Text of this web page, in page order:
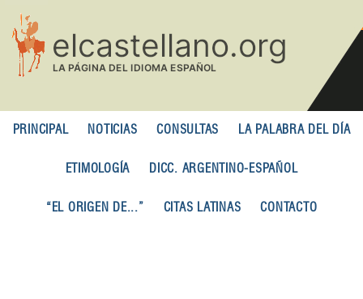
contenido
principal
PRINCIPAL NOTICIAS CONSULTAS LA PALABRA DEL DÍA
ETIMOLOGÍA DICC. ARGENTINO-ESPAÑOL
“EL ORIGEN DE...” CITAS LATINAS CONTACTO